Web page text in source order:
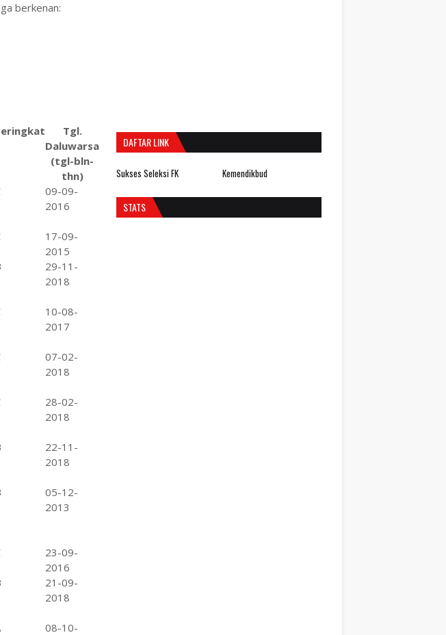
berkenan:
Tgl.
Daluwarsa
(tgl-bln-
thn)
09-09-
2016
17-09-
2015
29-11-
2018
10-08-
2017
07-02-
2018
28-02-
2018
22-11-
2018
05-12-
2013
23-09-
2016
21-09-
2018
08-10-
DAFTAR LINK
Sukses Seleksi FK Kemendikbud
STATS